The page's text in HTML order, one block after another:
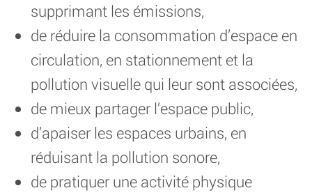
supprimant les émissions,
de réduire la consommation d’espace en
circulation, en stationnement et la
pollution visuelle qui leur sont associées,
de mieux partager l’espace public,
d’apaiser les espaces urbains, en
réduisant la pollution sonore,
de pratiquer une activité physique